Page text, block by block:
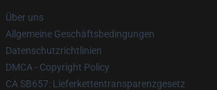
Über uns
Allgemeine Geschäftsbedingungen
Datenschutzrichtlinien
DMCA - Copyright Policy
CA SB657: Lieferkettentransparenzgesetz